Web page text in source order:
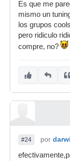
Es que me
mismo un
los grupos
pero ridiculo
compre, no?
#24 por